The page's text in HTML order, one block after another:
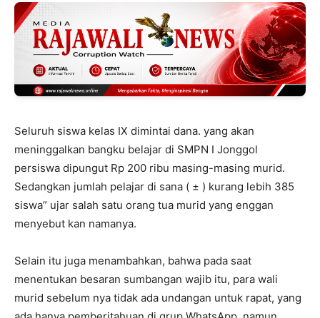
Seluruh siswa kelas IX dimintai dana. yang akan
meninggalkan bangku belajar di SMPN I Jonggol
persiswa dipungut Rp 200 ribu masing-masing murid.
Sedangkan jumlah pelajar di sana ( ± ) kurang lebih 385
siswa” ujar salah satu orang tua murid yang enggan
menyebut kan namanya.
Selain itu juga menambahkan, bahwa pada saat
menentukan besaran sumbangan wajib itu, para wali
murid sebelum nya tidak ada undangan untuk rapat, yang